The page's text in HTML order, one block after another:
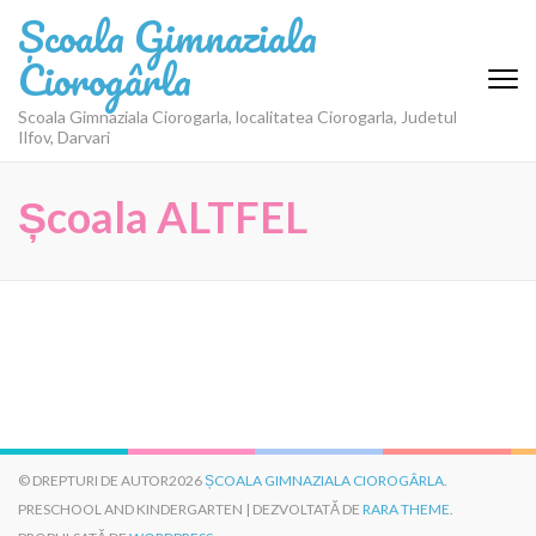
conținut
(apasă
Enter)
Școala Gimnaziala
Ciorogârla
Scoala Gimnaziala Ciorogarla, localitatea Ciorogarla, Judetul
Ilfov, Darvari
Școala ALTFEL
© DREPTURI DE AUTOR2026ȘCOALA GIMNAZIALA CIOROGÂRLA.
PRESCHOOL AND KINDERGARTEN | DEZVOLTATĂ DE RARA THEME.